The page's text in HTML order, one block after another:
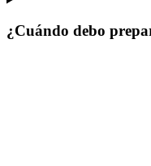
¿Cuándo debo